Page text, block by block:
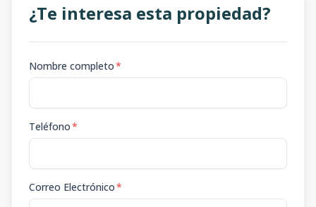
¿Te interesa esta propiedad?
Nombre completo*
Teléfono*
Correo Electrónico*